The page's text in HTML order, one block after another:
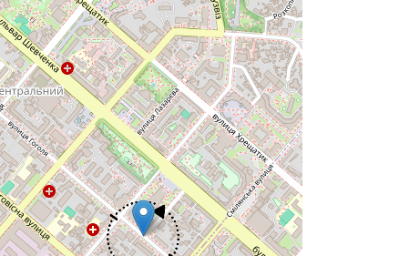
Donate
Support Ukraine
Share this widget